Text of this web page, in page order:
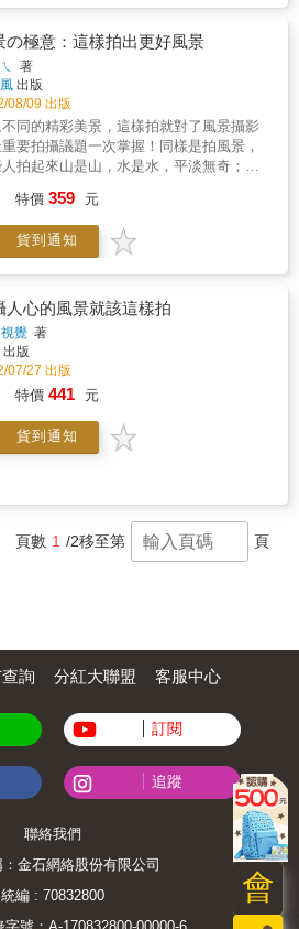
Man Ray）等走過的藝術之路，「凡是透
的鏡頭詮釋的主題與架構，都能讓觀賞者
術家的手牽引，進入全然不同的世界
的作品詮釋了一位藝術家對生命的熱
本書歸納出十四個單元，分別展現十四
情形的光的運用。然而，它不是一般的
具書，卻有可能啟發任何一位讀者的創
。此外，本書收錄的所有攝影作品都是
牙拍攝，即使不是攝影愛好者，透過這
，就好像神遊了一趟另類的西班牙之旅。
好的每一刻永久保存下來，那將會是多麼
悅的一件事！本書詳盡闡述了風景攝影
掌握的要點，搭配圖片說明，並結合外
。內容深入淺出，講解豐富精闢，讓你
間內認識風景攝影進而邁向達人之路。
の極意：這樣拍出更好風景
著
出版
08/09 出版
同的精彩美景，這樣拍就對了風景攝影
要拍攝議題一次掌握！同樣是拍風景，
拍起來山是山，水是水，平淡無奇；高
越想像的驚豔風景！DCVIEW最受歡迎
金牌攝影師－蘇聯ㄟ，以其豐富拍攝及講
驗，選出風景攝影中最重要的拍攝議題，
特價 359 元
貨到通知
人心的風景就該這樣拍
覺 著
出版
07/27 出版
特價 441 元
貨到通知
頁數 1 /2移至第 頁
會
詢 分紅大聯盟 客服中心
訂閱
追蹤
聯絡我們
金石網絡股份有限公司
統編 : 70832800